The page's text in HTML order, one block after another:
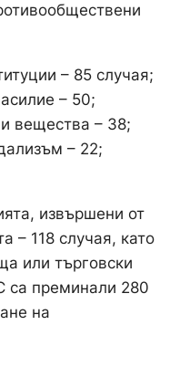
– 85 случая;
– 50;
вещества – 38;
– 22;
извършени от
– 118 случая, като
или търговски
са преминали 280
на